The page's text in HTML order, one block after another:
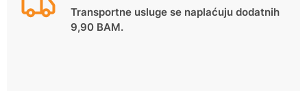
Transportne usluge se naplaćuju dodatnih
9,90 BAM.